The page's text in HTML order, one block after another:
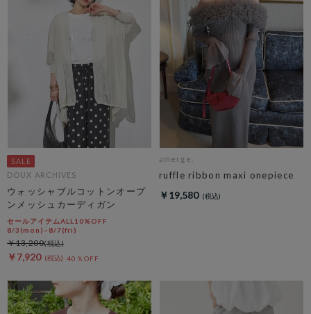
DOUX ARCHIVES
ウォッシャブルコットンオープ
ンメッシュカーディガン
セールアイテムALL10%OFF
8/3(mon)~8/7(fri)
￥7,920 40％OFF
￥13,200
amerge.
ruffle ribbon maxi onepiece
￥19,580